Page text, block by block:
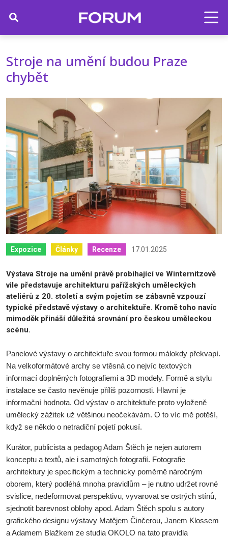
Stroje na umění budou Praze
chybět
Expozice Články Recenze 17.01.2025
Výstava Stroje na umění právě probíhající ve Winternitzově
vile představuje architekturu pařížských uměleckých
ateliérů z 20. století a svým pojetím se zábavně vzpouzí
typické představě výstavy o architektuře. Kromě toho navíc
mimoděk přináší důležitá srovnání pro českou uměleckou
scénu.
Panelové výstavy o architektuře svou formou málokdy překvapí.
Na velkoformátové archy se vtěsná co nejvíc textových
informací doplněných fotografiemi a 3D modely. Formě a stylu
instalace se často nevěnuje příliš pozornosti. Hlavní je
informační hodnota. Od výstav o architektuře proto vyloženě
umělecký zážitek už většinou neočekávám. O to víc mě potěší,
když se někdo o netradiční pojetí pokusí.
Kurátor, publicista a pedagog Adam Štěch je nejen autorem
konceptu a textů, ale i samotných fotografií. Fotografie
architektury je specifickým a technicky poměrně náročným
oborem, který podléhá mnoha pravidlům – je nutno udržet rovné
svislice, nedeformovat perspektivu, vyvarovat se ostrých stínů,
sjednotit barevnost oblohy apod. Adam Štěch spolu s autory
grafického designu výstavy Matějem Činčerou, Janem Klossem
a Adamem Blažkem ze studia OKOLO na tato pravidla